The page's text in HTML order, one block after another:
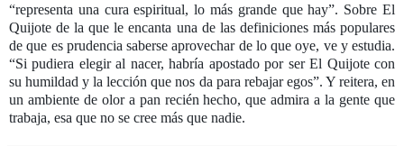
“representa una cura espiritual, lo más grande que hay”. Sobre El
Quijote de la que le encanta una de las definiciones más populares
de que es prudencia saberse aprovechar de lo que oye, ve y estudia.
“Si pudiera elegir al nacer, habría apostado por ser El Quijote con
su humildad y la lección que nos da para rebajar egos”. Y reitera, en
un ambiente de olor a pan recién hecho, que admira a la gente que
trabaja, esa que no se cree más que nadie.